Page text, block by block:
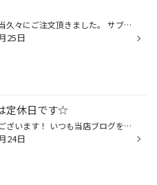
いや～相当久々にご注文頂きました。 サブウーファー！ オデッセイやエスティマが登場して訪れたミニバンブーム最盛期には、 付けるのが当たり前！みたいな作業台数だったんですけどね(=ﾟωﾟ)ﾉ 取付作業はちょっと先なのでまだ開封はしませんが黒BOXに赤文字がメチャかっこいいです！！！ 気になる方...
25日
定休日です☆
おはようございます！ いつも当店ブログをご覧頂きありがとうございますm(__)m 本日、当店は定休日となっております。 尚、昭和店、本通店も定休日ですので、お急ぎの方は日の出店をご利用下さい（＾＾） 日の出店ＨＰはコチラ（＾＾） 日の出店 ＴＥＬ 0138-32-3135 木曜日以降のご来店心よりお待...
24日